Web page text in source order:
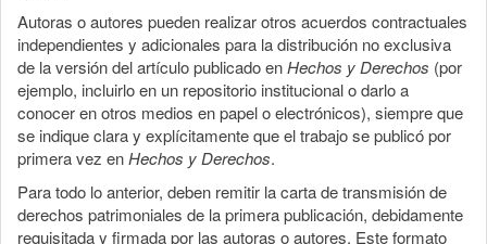
Autoras o autores pueden realizar otros acuerdos contractuales
independientes y adicionales para la distribución no exclusiva
de la versión del artículo publicado enHechos y Derechos (por
ejemplo, incluirlo en un repositorio institucional o darlo a
conocer en otros medios en papel o electrónicos), siempre que
se indique clara y explícitamente que el trabajo se publicó por
primera vez enHechos y Derechos.
Para todo lo anterior, deben remitir la carta de transmisión de
derechos patrimoniales de la primera publicación, debidamente
requisitada y firmada por las autoras o autores. Este formato